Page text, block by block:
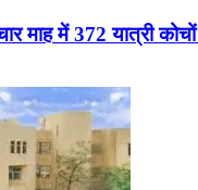
माह में 372 यात्री